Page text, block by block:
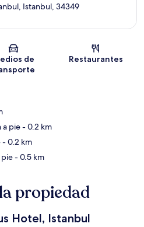
Sección del mapa
Istanbul, 34349
de
Restaurantes
a pie- 0.2 km
- 0.2 km
pie- 0.5 km
propiedad
Hotel, Istanbul